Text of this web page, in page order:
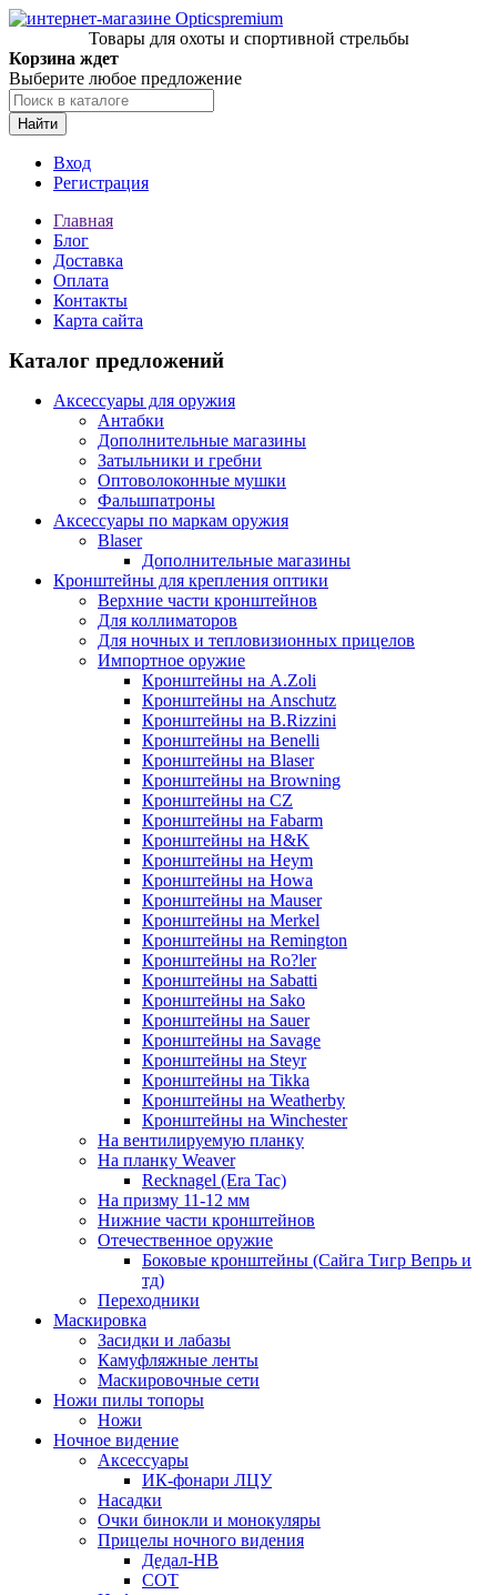
Товары для охоты и спортивной стрельбы
Корзина ждет
Выберите любое предложение
Найти
Вход
Регистрация
Главная
Блог
Доставка
Оплата
Контакты
Карта сайта
Каталог предложений
Аксессуары для оружия
Антабки
Дополнительные магазины
Затыльники и гребни
Оптоволоконные мушки
Фальшпатроны
Аксессуары по маркам оружия
Blaser
Дополнительные магазины
Кронштейны для крепления оптики
Верхние части кронштейнов
Для коллиматоров
Для ночных и тепловизионных прицелов
Импортное оружие
Кронштейны на A.Zoli
Кронштейны на Anschutz
Кронштейны на B.Rizzini
Кронштейны на Benelli
Кронштейны на Blaser
Кронштейны на Browning
Кронштейны на CZ
Кронштейны на Fabarm
Кронштейны на H&K
Кронштейны на Heym
Кронштейны на Howa
Кронштейны на Mauser
Кронштейны на Merkel
Кронштейны на Remington
Кронштейны на Ro?ler
Кронштейны на Sabatti
Кронштейны на Sako
Кронштейны на Sauer
Кронштейны на Savage
Кронштейны на Steyr
Кронштейны на Tikka
Кронштейны на Weatherby
Кронштейны на Winchester
На вентилируемую планку
На планку Weaver
Recknagel (Era Tac)
На призму 11-12 мм
Нижние части кронштейнов
Отечественное оружие
Боковые кронштейны (Сайга Тигр Вепрь и
тд)
Переходники
Маскировка
Засидки и лабазы
Камуфляжные ленты
Маскировочные сети
Ножи пилы топоры
Ножи
Ночное видение
Аксессуары
ИК-фонари ЛЦУ
Насадки
Очки бинокли и монокуляры
Прицелы ночного видения
Дедал-НВ
СОТ